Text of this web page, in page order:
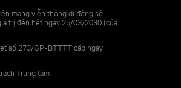
mạng viễn thông di động số
trị đến hết ngày 25/03/2030 (của
số 273/GP-BTTTT cấp ngày
Trung tâm